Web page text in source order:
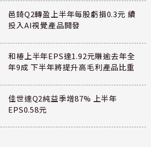
邑錡Q2轉盈上半年每股虧損0.3元 續
投入AI視覺產品開發
和椿上半年EPS達1.92元賺逾去年全
年9成 下半年將提升高毛利產品比重
佳世達Q2純益季增87% 上半年
EPS0.58元